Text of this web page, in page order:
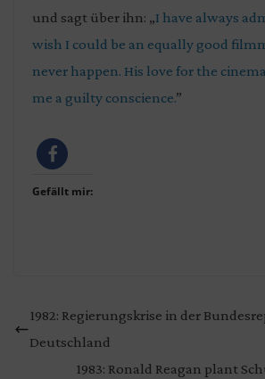
und sagt über ihn: „I have always
wish I could be an equally good
never happen. His love for the
me a guilty conscience.”
Gefällt mir:
1982: Regierungskrise in der
Deutschland
1983: Ronald Reagan plant